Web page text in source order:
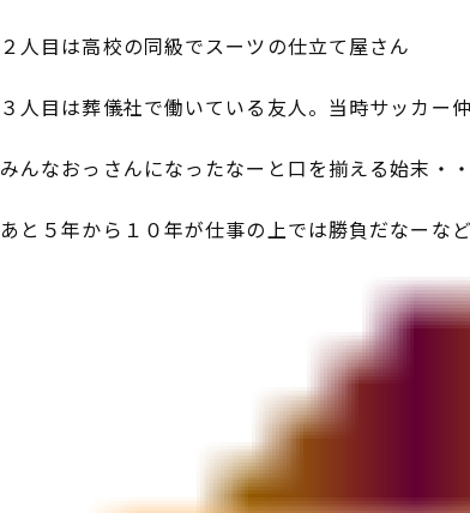
２人目は高校の同級でスーツの仕立て屋さん
３人目は葬儀社で働いている友人。当時サッカー仲
みんなおっさんになったなーと口を揃える始末・・
あと５年から１０年が仕事の上では勝負だなーな